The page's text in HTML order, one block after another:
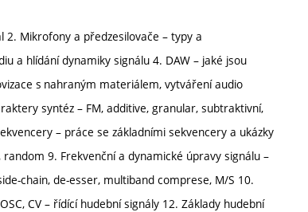
2. Mikrofony a předzesilovače – typy a
a hlídání dynamiky signálu 4. DAW – jaké jsou
s nahraným materiálem, vytváření audio
syntéz – FM, additive, granular, subtraktivní,
– práce se základními sekvencery a ukázky
9. Frekvenční a dynamické úpravy signálu –
chain, de-esser, multiband comprese, M/S 10.
CV – řídící hudební signály 12. Základy hudební